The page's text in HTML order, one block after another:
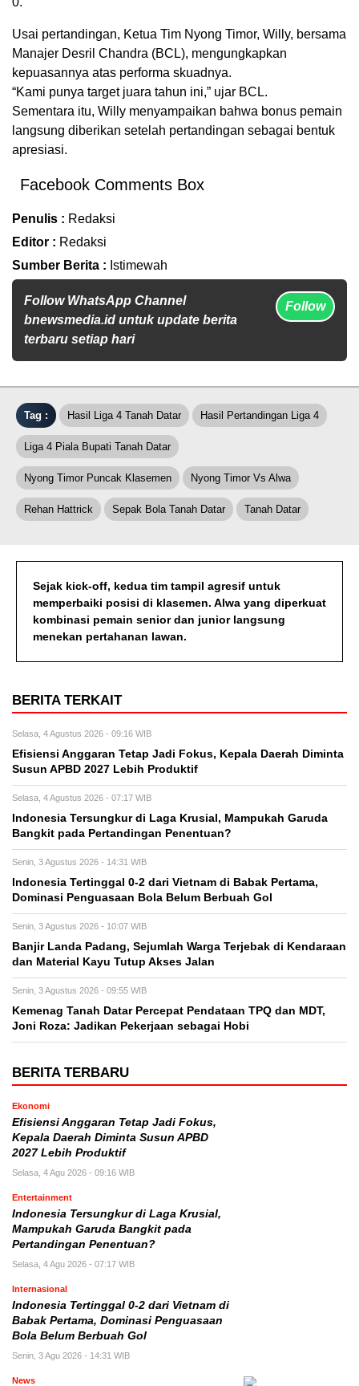
Usai pertandingan, Ketua Tim Nyong Timor, Willy, bersama
Manajer Desril Chandra (BCL), mengungkapkan
kepuasannya atas performa skuadnya.
“Kami punya target juara tahun ini,” ujar BCL.
Sementara itu, Willy menyampaikan bahwa bonus pemain
langsung diberikan setelah pertandingan sebagai bentuk
apresiasi.
Facebook Comments Box
Penulis : Redaksi
Editor : Redaksi
Sumber Berita : Istimewah
Follow WhatsApp Channel
bnewsmedia.id untuk update berita
terbaru setiap hari
Follow
Tag : Hasil Liga 4 Tanah Datar Hasil Pertandingan Liga 4
Liga 4 Piala Bupati Tanah Datar
Nyong Timor Puncak Klasemen Nyong Timor Vs Alwa
Rehan Hattrick Sepak Bola Tanah Datar Tanah Datar
Sejak kick-off, kedua tim tampil agresif untuk
memperbaiki posisi di klasemen. Alwa yang diperkuat
kombinasi pemain senior dan junior langsung
menekan pertahanan lawan.
BERITA TERKAIT
Selasa, 4 Agustus 2026 - 09:16 WIB
Efisiensi Anggaran Tetap Jadi Fokus, Kepala Daerah Diminta
Susun APBD 2027 Lebih Produktif
Selasa, 4 Agustus 2026 - 07:17 WIB
Indonesia Tersungkur di Laga Krusial, Mampukah Garuda
Bangkit pada Pertandingan Penentuan?
Senin, 3 Agustus 2026 - 14:31 WIB
Indonesia Tertinggal 0-2 dari Vietnam di Babak Pertama,
Dominasi Penguasaan Bola Belum Berbuah Gol
Senin, 3 Agustus 2026 - 10:07 WIB
Banjir Landa Padang, Sejumlah Warga Terjebak di Kendaraan
dan Material Kayu Tutup Akses Jalan
Senin, 3 Agustus 2026 - 09:55 WIB
Kemenag Tanah Datar Percepat Pendataan TPQ dan MDT,
Joni Roza: Jadikan Pekerjaan sebagai Hobi
BERITA TERBARU
Ekonomi
Efisiensi Anggaran Tetap Jadi Fokus,
Kepala Daerah Diminta Susun APBD
2027 Lebih Produktif
Selasa, 4 Agu 2026 - 09:16 WIB
Entertainment
Indonesia Tersungkur di Laga Krusial,
Mampukah Garuda Bangkit pada
Pertandingan Penentuan?
Selasa, 4 Agu 2026 - 07:17 WIB
Internasional
Indonesia Tertinggal 0-2 dari Vietnam di
Babak Pertama, Dominasi Penguasaan
Bola Belum Berbuah Gol
Senin, 3 Agu 2026 - 14:31 WIB
News